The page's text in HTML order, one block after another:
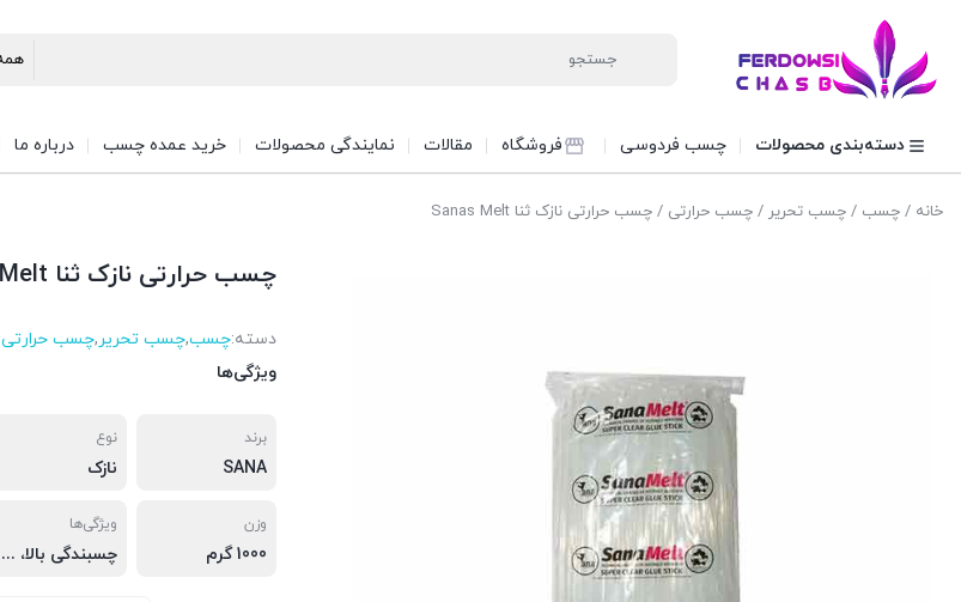
دسته‌بندی محصولات چسب فردوسی فروشگاه مقالات نمایندگی محصولات خرید عمده چسب درباره ما
خانه / چسب / چسب تحریر / چسب حرارتی / چسب حرارتی نازک ثنا Sanas Melt
چسب حرارتی نازک ثنا Sanas Melt
دسته:چسب,چسب تحریر,چسب حرارتی
ویژگی‌ها
برند
SANA
نوع
نازک
وزن
1000 گرم
ویژگی‌ها
چسبندگی بالا، مناسب برای سطوح مختلف